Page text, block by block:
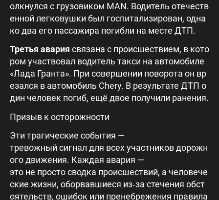
олкнулся с грузовиком MAN. Водитель отечеств
енной легковушки был госпитализирован, одна
ко два его пассажира погибли на месте ДТП.
Третья авария связана с происшествием, в кото
ром участвовал водитель такси на автомобиле
«Лада Гранта». При совершении поворота он вр
езался в автомобиль Chery. В результате ДТП о
дин человек погиб, ещё двое получили ранения.
Призыв к осторожности
Эти трагические события —
тревожный сигнал для всех участников дорожн
ого движения. Каждая авария —
это не просто сводка происшествий, а человече
ские жизни, оборвавшиеся из‑за стечения обст
оятельств, ошибок или пренебрежения правила